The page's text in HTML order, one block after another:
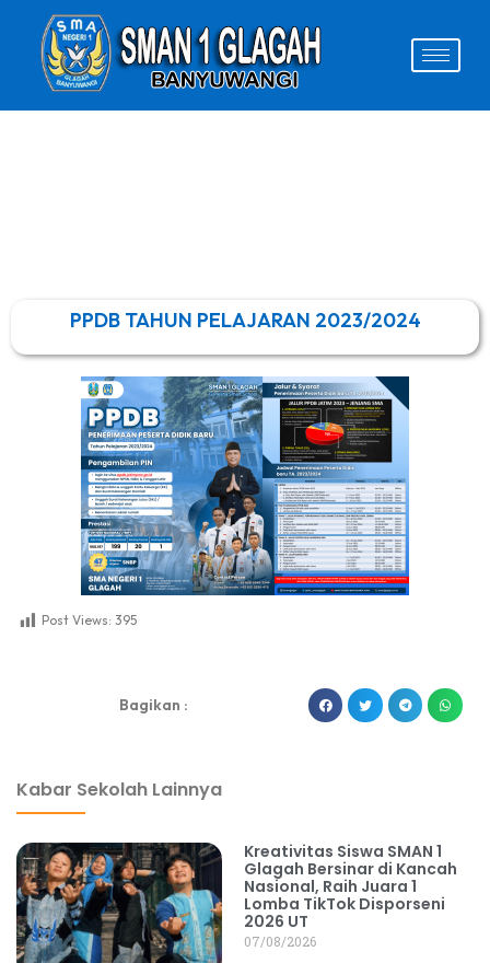
PPDB TAHUN PELAJARAN 2023/2024
Post Views: 395
Bagikan :
Kabar Sekolah Lainnya
Kreativitas Siswa SMAN 1
Glagah Bersinar di Kancah
Nasional, Raih Juara 1
Lomba TikTok Disporseni
2026 UT
07/08/2026